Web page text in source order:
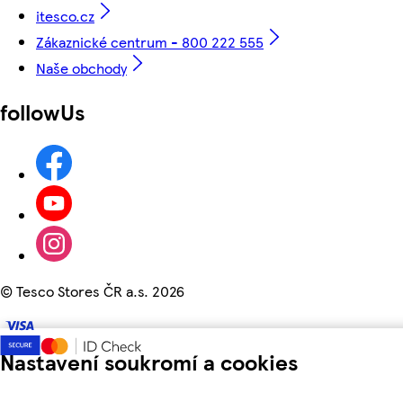
Nastavení soukromí a cookies
itesco.cz
Zákaznické centrum - 800 222 555
Naše obchody
followUs
©Tesco Stores ČR a.s. 2026